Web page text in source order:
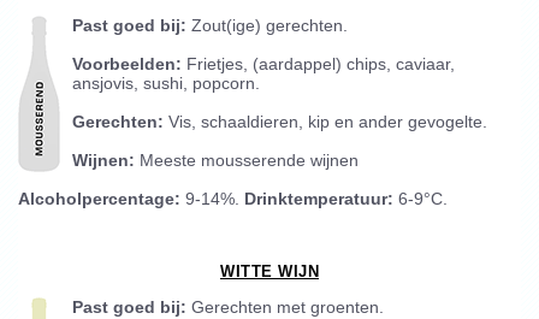
Past goed bij: Zout(ige) gerechten.
Voorbeelden: Frietjes, (aardappel) chips, caviaar,
ansjovis, sushi, popcorn.
Gerechten: Vis, schaaldieren, kip en ander gevogelte.
Wijnen: Meeste mousserende wijnen
Alcoholpercentage: 9-14%. Drinktemperatuur: 6-9°C.
WITTE WIJN
Past goed bij: Gerechten met groenten.